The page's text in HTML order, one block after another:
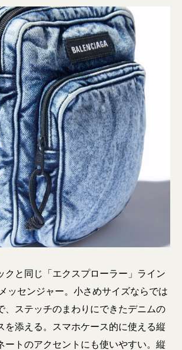
クと同じ「エクスプローラー」ライン
ッセンジャー。小さめサイズならでは
、ステッチのまわりにできたデニムの
を添える。スマホケース的に使える縦
ートのアクセントにも使いやすい。縦